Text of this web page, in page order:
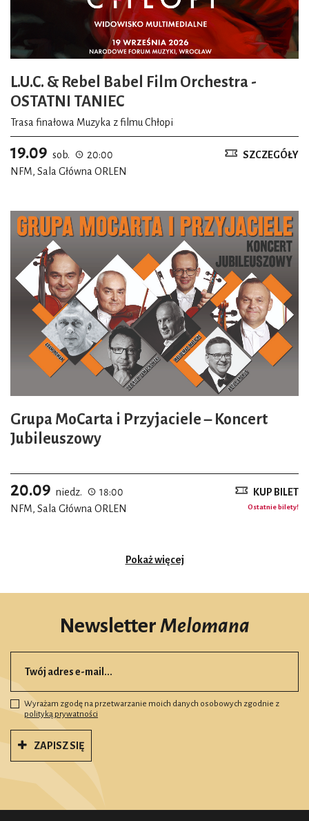
L.U.C. & Rebel Babel Film Orchestra -
OSTATNI TANIEC
Trasa finałowa Muzyka z filmu Chłopi
19.09 sob.
20:00
NFM, Sala Główna ORLEN
SZCZEGÓŁY
Grupa MoCarta i Przyjaciele – Koncert
Jubileuszowy
20.09 niedz.
18:00
NFM, Sala Główna ORLEN
KUP BILET
Ostatnie bilety!
Pokaż więcej
NewsletterMelomana
Wyrażam zgodę na przetwarzanie moich danych osobowych zgodnie z
polityką prywatności
ZAPISZ SIĘ